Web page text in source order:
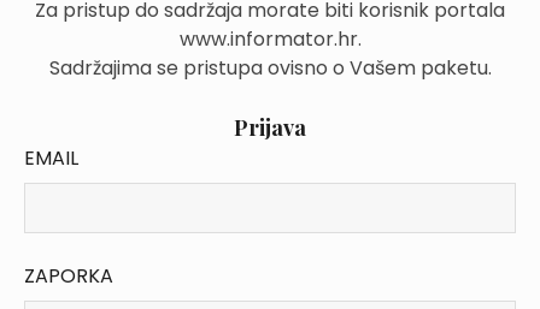
Za pristup do sadržaja morate biti korisnik portala
www.informator.hr.
Sadržajima se pristupa ovisno o Vašem paketu.
Prijava
EMAIL
ZAPORKA